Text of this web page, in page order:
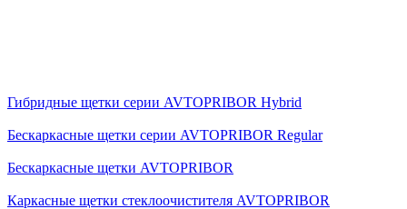
Гибридные щетки серии AVTOPRIBOR Hybrid
Бескаркасные щетки серии AVTOPRIBOR Regular
Бескаркасные щетки AVTOPRIBOR
Каркасные щетки стеклоочистителя AVTOPRIBOR